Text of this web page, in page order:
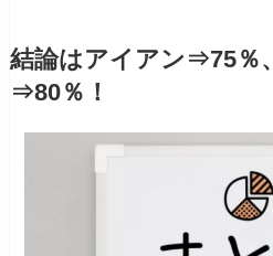
結論はアイアン⇒75％
⇒80％！